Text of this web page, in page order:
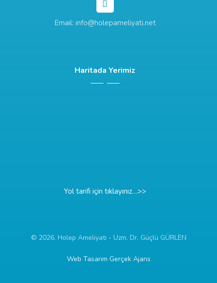
Email: info@holepameliyati.net
Haritada Yerimiz
Yol tarifi için tıklayınız…>>
© 2026. Holep Ameliyatı - Uzm. Dr. Güçlü GÜRLEN
Web Tasarım Gerçek Ajans